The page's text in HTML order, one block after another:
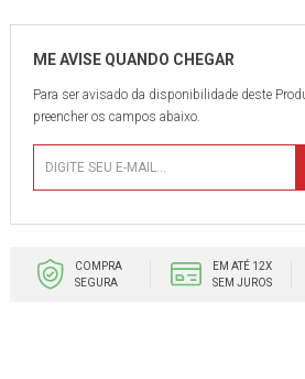
Para ser avisado da disponibilidade deste
preencher os campos abaixo.
COMPRA
SEGURA
EM ATÉ 12X
SEM JUROS